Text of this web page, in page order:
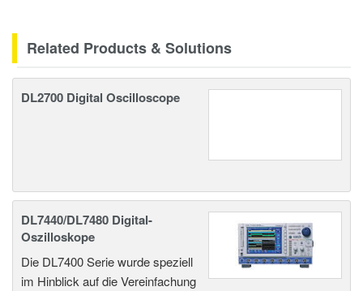
Related Products & Solutions
DL2700 Digital Oscilloscope
DL7440/DL7480 Digital-
Oszilloskope
Die DL7400 Serie wurde speziell
im Hinblick auf die Vereinfachung